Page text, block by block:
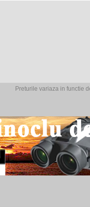
Preturile variaza in functie